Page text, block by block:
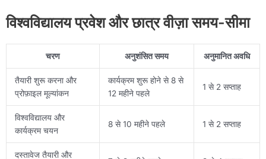
विश्वविद्यालय प्रवेश और छात्र वीज़ा समय-सीमा
चरण अनुशंसित समय अनुमानित अवधि
तैयारी शुरू करना और
प्रोफ़ाइल मूल्यांकन
कार्यक्रम शुरू होने से 8 से
12 महीने पहले
1 से 2 सप्ताह
विश्वविद्यालय और
कार्यक्रम चयन
8 से 10 महीने पहले 1 से 2 सप्ताह
दस्तावेज तैयारी और